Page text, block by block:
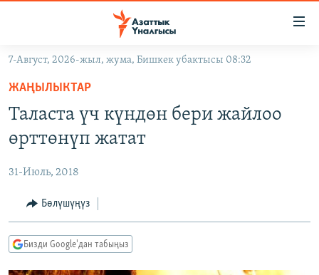
Навигацияга
өтүңүз
Издөөгө
салыңыз
ЭКОНОМИКА
МАДАНИЯТ
БОРБОР АЗИЯ
УКРАИНА
АТАЙЫН ИЛИКТӨӨ
ТВ ПРОГРАММАЛАР
ЭКСПЕРТТЕР ТАЛДАЙТ
ӨЗГӨЧӨ ПИКИР
7-Август, 2026-жыл, жума, Бишкек убактысы 08:32
ЖАҢЫЛЫКТАР
Таласта үч күндөн бери жайлоо
өрттөнүп жатат
31-Июль, 2018
Бөлүшүңүз
Бизди Google'дан табыңыз